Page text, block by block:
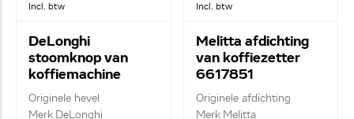
Incl. btw
DeLonghi
stoomknop van
koffiemachine
AS00008493
Originele hevel
Merk DeLonghi
Incl. btw
Melitta afdichting
van koffiezetter
6617851
Originele afdichting
Merk Melitta